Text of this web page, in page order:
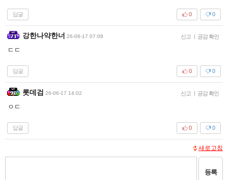
답글 0
0
강한나약한너 26-06-17 07:08 신고 | 공감 확인
ㄷㄷ
답글 0
0
롯데검 26-06-17 14:02 신고 | 공감 확인
ㅇㄷ
답글 0
0
새로고침
등록